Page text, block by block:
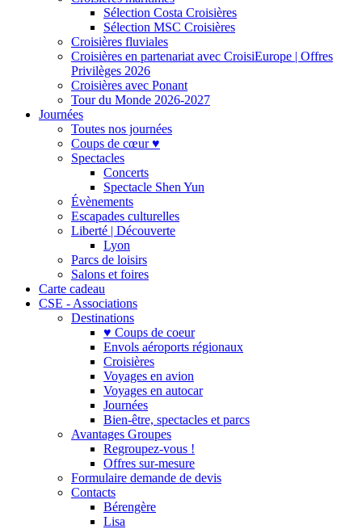
Sélection Costa Croisières
Sélection MSC Croisières
Croisières fluviales
Croisières en partenariat avec CroisiEurope | Offres
Privilèges 2026
Croisières avec Ponant
Tour du Monde 2026-2027
Journées
Toutes nos journées
Coups de cœur ♥
Spectacles
Concerts
Spectacle Shen Yun
Évènements
Escapades culturelles
Liberté | Découverte
Lyon
Parcs de loisirs
Salons et foires
Carte cadeau
CSE - Associations
Destinations
♥ Coups de coeur
Envols aéroports régionaux
Croisières
Voyages en avion
Voyages en autocar
Journées
Bien-être, spectacles et parcs
Avantages Groupes
Regroupez-vous !
Offres sur-mesure
Formulaire demande de devis
Contacts
Bérengère
Lisa